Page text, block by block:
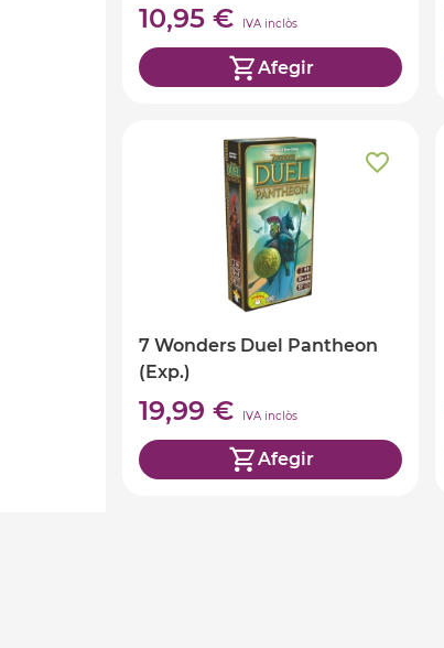
10,95 € IVA inclòs
Afegir
7 Wonders Duel Pantheon
(Exp.)
19,99 € IVA inclòs
Afegir